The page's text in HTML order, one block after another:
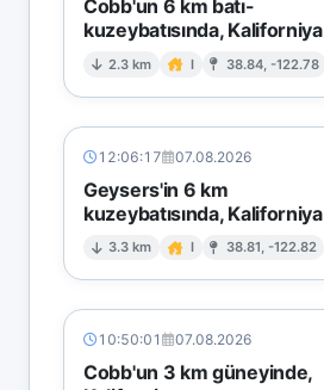
Cobb'un 6 km batı-
kuzeybatısında, Kaliforniya
2.3 km I 38.84, -122.78
12:06:17 07.08.2026
Geysers'in 6 km
kuzeybatısında, Kaliforniya
3.3 km I 38.81, -122.82
10:50:01 07.08.2026
Cobb'un 3 km güneyinde,